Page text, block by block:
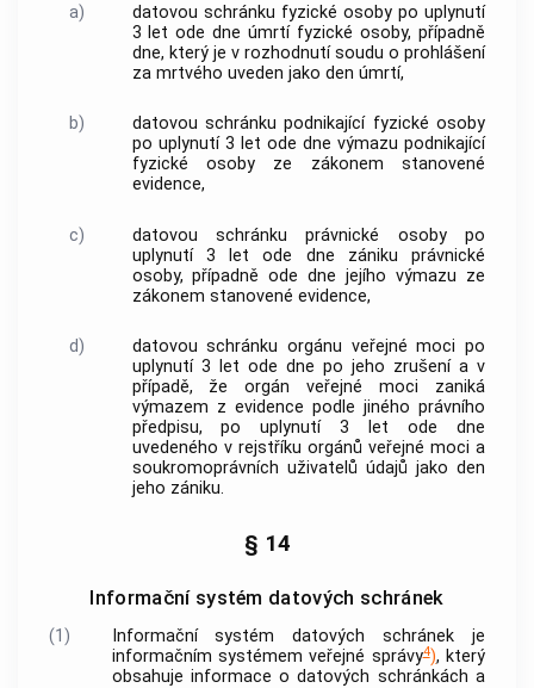
a)
datovou schránku fyzické osoby po uplynutí
3 let ode dne úmrtí fyzické osoby, případně
dne, který je v rozhodnutí soudu o prohlášení
za mrtvého uveden jako den úmrtí,
b)
datovou schránku podnikající fyzické osoby
po uplynutí 3 let ode dne výmazu podnikající
fyzické osoby ze zákonem stanovené
evidence,
c)
datovou schránku právnické osoby po
uplynutí 3 let ode dne zániku právnické
osoby, případně ode dne jejího výmazu ze
zákonem stanovené evidence,
d)
datovou schránku orgánu veřejné moci po
uplynutí 3 let ode dne po jeho zrušení a v
případě, že orgán veřejné moci zaniká
výmazem z evidence podle jiného právního
předpisu, po uplynutí 3 let ode dne
uvedeného v rejstříku orgánů veřejné moci a
soukromoprávních uživatelů údajů jako den
jeho zániku.
§ 14
Informační systém datových schránek
(1)
Informační systém datových schránek je
informačním systémem veřejné správy4), který
obsahuje informace o datových schránkách a